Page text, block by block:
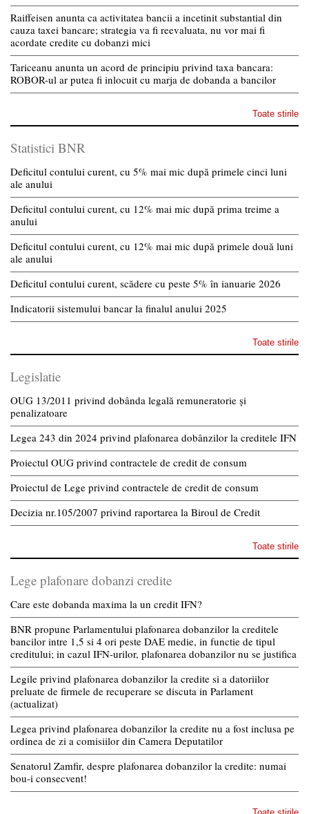
Raiffeisen anunta ca activitatea bancii a incetinit substantial din
cauza taxei bancare; strategia va fi reevaluata, nu vor mai fi
acordate credite cu dobanzi mici
Tariceanu anunta un acord de principiu privind taxa bancara:
ROBOR-ul ar putea fi inlocuit cu marja de dobanda a bancilor
Toate stirile
Statistici BNR
Deficitul contului curent, cu 5% mai mic după primele cinci luni
ale anului
Deficitul contului curent, cu 12% mai mic după prima treime a
anului
Deficitul contului curent, cu 12% mai mic după primele două luni
ale anului
Deficitul contului curent, scădere cu peste 5% în ianuarie 2026
Indicatorii sistemului bancar la finalul anului 2025
Toate stirile
Legislatie
OUG 13/2011 privind dobânda legală remuneratorie și
penalizatoare
Legea 243 din 2024 privind plafonarea dobânzilor la creditele IFN
Proiectul OUG privind contractele de credit de consum
Proiectul de Lege privind contractele de credit de consum
Decizia nr.105/2007 privind raportarea la Biroul de Credit
Toate stirile
Lege plafonare dobanzi credite
Care este dobanda maxima la un credit IFN?
BNR propune Parlamentului plafonarea dobanzilor la creditele
bancilor intre 1,5 si 4 ori peste DAE medie, in functie de tipul
creditului; in cazul IFN-urilor, plafonarea dobanzilor nu se justifica
Legile privind plafonarea dobanzilor la credite si a datoriilor
preluate de firmele de recuperare se discuta in Parlament
(actualizat)
Legea privind plafonarea dobanzilor la credite nu a fost inclusa pe
ordinea de zi a comisiilor din Camera Deputatilor
Senatorul Zamfir, despre plafonarea dobanzilor la credite: numai
bou-i consecvent!